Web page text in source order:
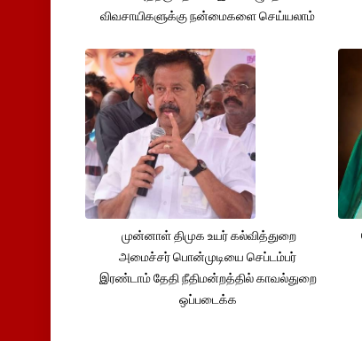
விவசாயிகளுக்கு நன்மைகளை செய்யலாம்
முன்னாள் திமுக உயர் கல்வித்துறை
அமைச்சர் பொன்முடியை செப்டம்பர்
இரண்டாம் தேதி நீதிமன்றத்தில் காவல்துறை
ஒப்படைக்க